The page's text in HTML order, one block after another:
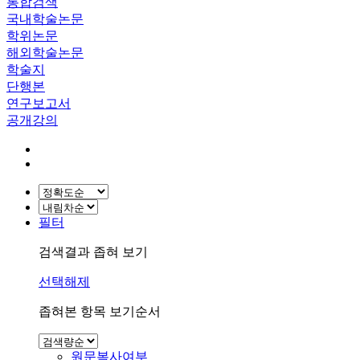
국내학술논문
학위논문
해외학술논문
학술지
단행본
연구보고서
공개강의
필터
검색결과 좁혀 보기
선택해제
좁혀본 항목 보기순서
원문복사여부